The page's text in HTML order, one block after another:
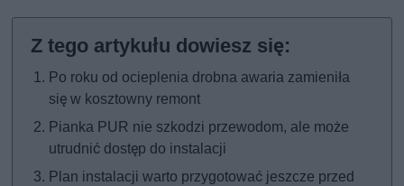
Po roku od ocieplenia drobna awaria zamieniła
się w kosztowny remont
Pianka PUR nie szkodzi przewodom, ale może
utrudnić dostęp do instalacji
Plan instalacji warto przygotować jeszcze przed